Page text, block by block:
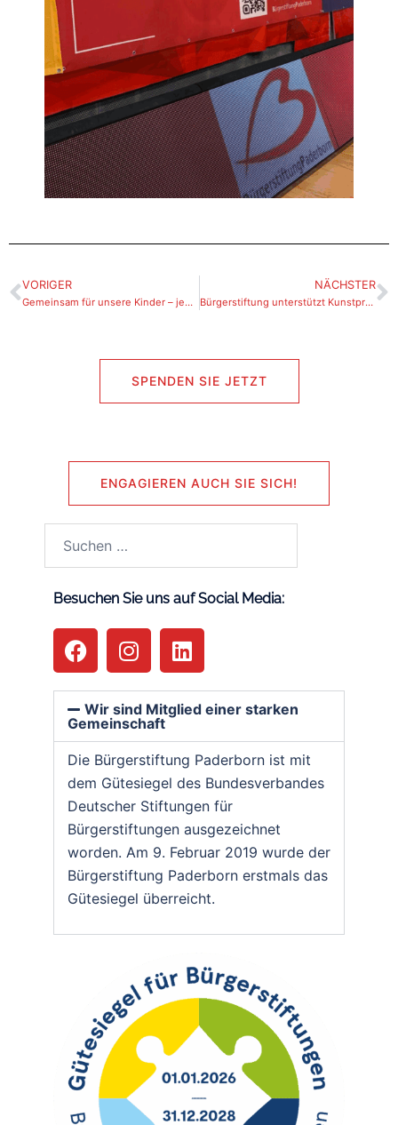
VORIGER
Gemeinsam für unsere Kinder – jeder Beitrag zählt
NÄCHSTER
Bürgerstiftung unterstützt Kunstprojekt an der Grundschule Thune
SPENDEN SIE JETZT
ENGAGIEREN AUCH SIE SICH!
Besuchen Sie uns auf Social Media:
Wir sind Mitglied einer starken
Gemeinschaft
Die Bürgerstiftung Paderborn ist mit
dem Gütesiegel des Bundesverbandes
Deutscher Stiftungen für
Bürgerstiftungen ausgezeichnet
worden. Am 9. Februar 2019 wurde der
Bürgerstiftung Paderborn erstmals das
Gütesiegel überreicht.